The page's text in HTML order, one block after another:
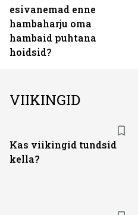
esivanemad enne
hambaharju oma
hambaid puhtana
hoidsid?
VIIKINGID
Kas viikingid tundsid
kella?